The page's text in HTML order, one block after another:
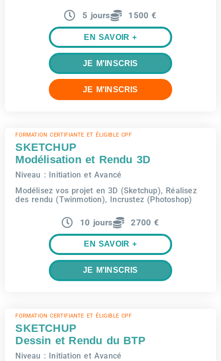
5 jours 1500 €
EN SAVOIR +
JE M'INSCRIS
JE M'INSCRIS
FORMATION CERTIFIANTE ET ÉLIGIBLE CPF
SKETCHUP
Modélisation et Rendu 3D
Niveau : Initiation et Avancé
Modélisez vos projet en 3D (Sketchup), Réalisez
des rendu (Twinmotion), Incrustez (Photoshop)
10 jours 2700 €
EN SAVOIR +
JE M'INSCRIS
FORMATION CERTIFIANTE ET ÉLIGIBLE CPF
SKETCHUP
Dessin et Rendu du BTP
Niveau : Initiation et Avancé